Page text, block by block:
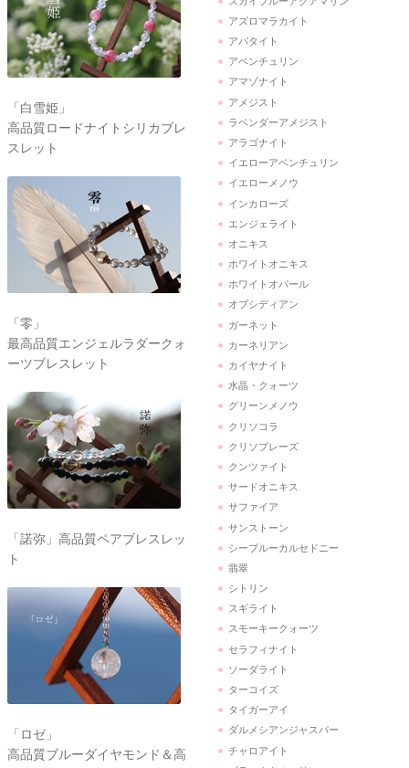
「白雪姫」
高品質ロードナイトシリカブレ
スレット
「零」
最高品質エンジェルラダークォ
ーツブレスレット
「諾弥」高品質ペアブレスレッ
ト
「ロゼ」
高品質ブルーダイヤモンド＆高
アズロマラカイト
アパタイト
アベンチュリン
アマゾナイト
アメジスト
ラベンダーアメジスト
アラゴナイト
イエローアベンチュリン
イエローメノウ
インカローズ
エンジェライト
オニキス
ホワイトオニキス
ホワイトオパール
オブシディアン
ガーネット
カーネリアン
カイヤナイト
水晶・クォーツ
グリーンメノウ
クリソコラ
クリソプレーズ
クンツァイト
サードオニキス
サファイア
サンストーン
シーブルーカルセドニー
翡翠
シトリン
スギライト
スモーキークォーツ
セラフィナイト
ソーダライト
ターコイズ
タイガーアイ
ダルメシアンジャスパー
チャロアイト